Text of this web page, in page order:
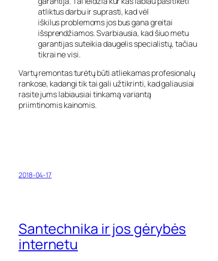
atliktus darbu ir suprasti, kad vėl
iškilus problemoms jos bus gana greitai
išsprendžiamos. Svarbiausia, kad šiuo metu
garantijas suteikia daugelis specialistų, tačiau
tikrai ne visi.
Vartų remontas turėtų būti atliekamas profesionalų
rankose, kadangi tik tai gali užtikrinti, kad galiausiai
rasite jums labiausiai tinkamą variantą
priimtinomis kainomis.
2018-04-17
Santechnika ir jos gėrybės
internetu